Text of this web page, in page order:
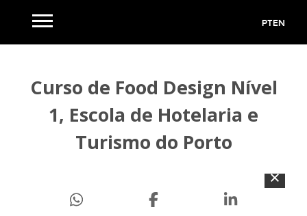
PT EN
Curso de Food Design Nível
1, Escola de Hotelaria e
Turismo do Porto